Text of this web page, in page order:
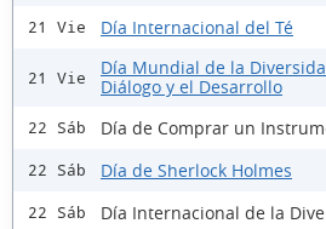
21 Vie Día Internacional del Té
21 Vie
Día Mundial de la
Diálogo y el Desarrollo
22 Sáb Día de Comprar un
22 Sáb Día de Sherlock Holmes
22 Sáb Día Internacional de la